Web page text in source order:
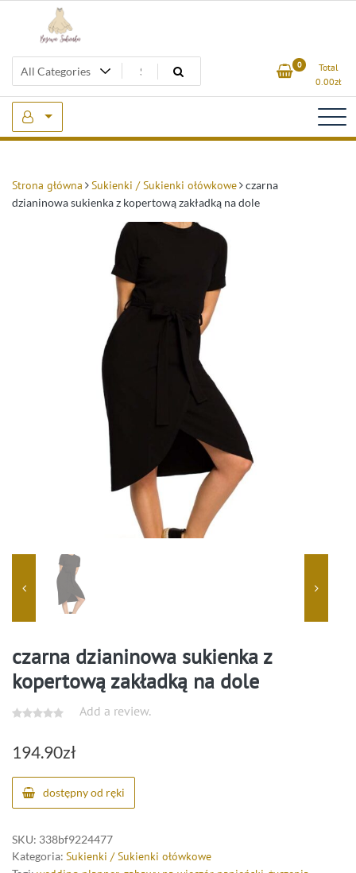
Beżowa Sukienka 0
Total
0.00zł
Strona główna Sukienki / Sukienki ołówkowe
czarna
dzianinowa sukienka z kopertową zakładką na dole
czarna dzianinowa sukienka z
kopertową zakładką na dole
Add a review.
194.90zł
dostępny od ręki
SKU: 338bf9224477
Kategoria: Sukienki / Sukienki ołówkowe